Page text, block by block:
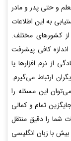
و حتی پدر و مادر
به این اطلاعات
کشورهای مختلف.
کافی پیشرفت
از نرم افزارها یا
ارتباط می‌گیرم.
این مسئله را
تمام و کمالی
شما را دقیق منتقل
با زبان انگلیسی